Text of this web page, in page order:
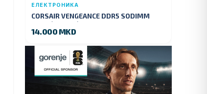
ЕЛЕКТРОНИКА
CORSAIR VENGEANCE DDR5 SODIMM
32GB (2x16GB) DDR5 4800MT/s
14.000 MKD